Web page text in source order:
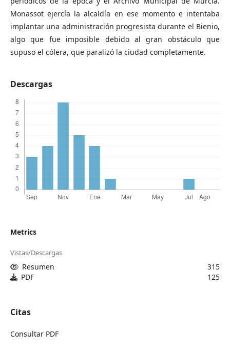
Monassot ejercía la alcaldía en ese momento e intentaba
implantar una administración progresista durante el Bienio,
algo que fue imposible debido al gran obstáculo que
supuso el cólera, que paralizó la ciudad completamente.
Descargas
Metrics
Vistas/Descargas
Resumen
315
PDF
125
Citas
Consultar PDF